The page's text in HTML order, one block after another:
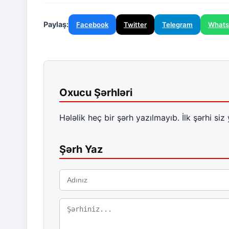
Paylaş: Facebook Twitter Telegram
Oxucu Şərhləri
Hələlik heç bir şərh yazılmayıb. İlk şərhi siz
Şərh Yaz